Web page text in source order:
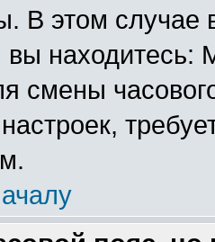
В этом
вы
смены